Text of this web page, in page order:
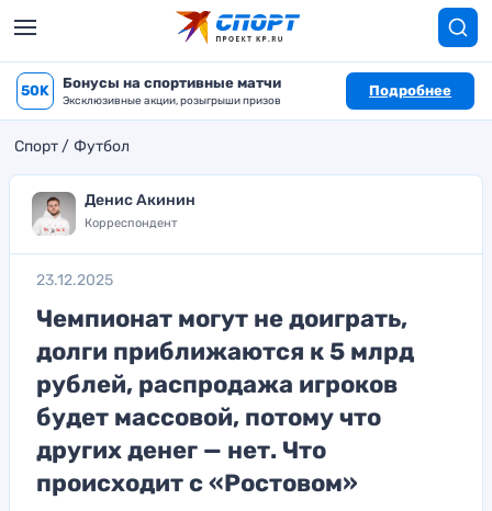
50K Бонусы на спортивные матчи
Эксклюзивные акции, розыгрыши призов
Подробнее
Спорт Футбол
Денис Акинин
Корреспондент
23.12.2025
Чемпионат могут не доиграть,
долги приближаются к 5 млрд
рублей, распродажа игроков
будет массовой, потому что
других денег — нет. Что
происходит с «Ростовом»